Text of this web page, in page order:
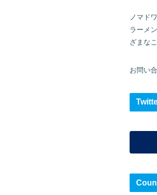
ノマド
ラーメ
ざまな
お問い